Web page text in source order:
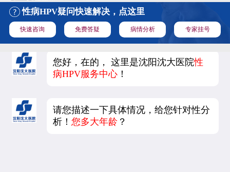
性病HPV疑问快速解决，点这里
快速咨询 免费答疑 病情分析 专家挂号
您好，在的， 这里是沈阳沈大医院性
病HPV服务中心 ！
请您描述一下具体情况，给您针对性分
析！您多大年龄 ？